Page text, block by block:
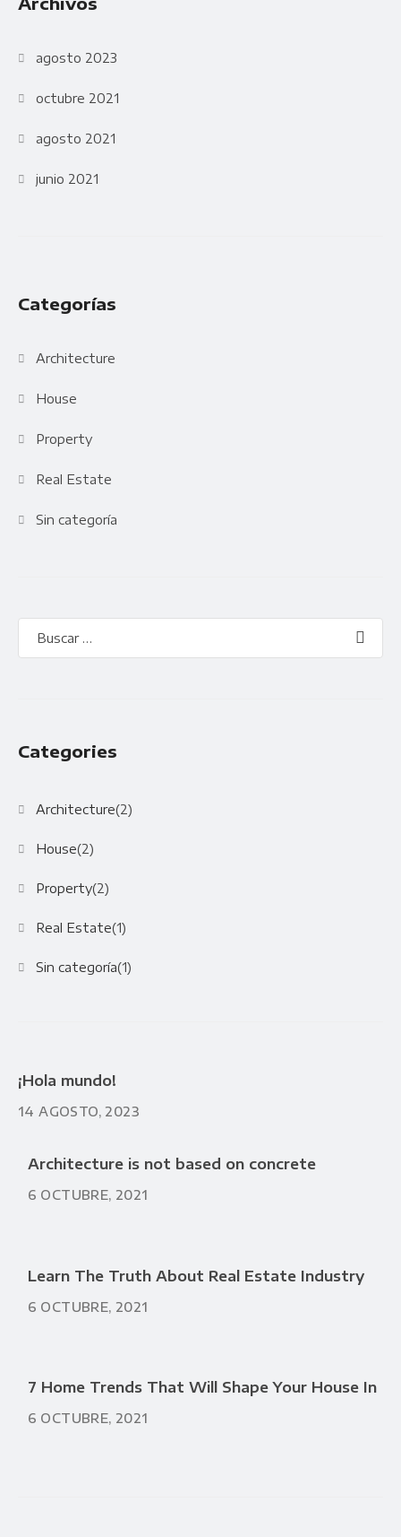
agosto 2023
octubre 2021
agosto 2021
junio 2021
Categorías
Architecture
House
Property
Real Estate
Sin categoría
Categories
Architecture(2)
House(2)
Property(2)
Real Estate(1)
Sin categoría(1)
¡Hola mundo!
14 AGOSTO, 2023
Architecture is not based on concrete
6 OCTUBRE, 2021
Learn The Truth About Real Estate Industry
6 OCTUBRE, 2021
7 Home Trends That Will Shape Your House In
6 OCTUBRE, 2021